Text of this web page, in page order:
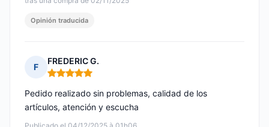
Opinión traducida
F
FREDERIC G.
Nota: 5 de 5
Pedido realizado sin problemas, calidad de los
artículos, atención y escucha